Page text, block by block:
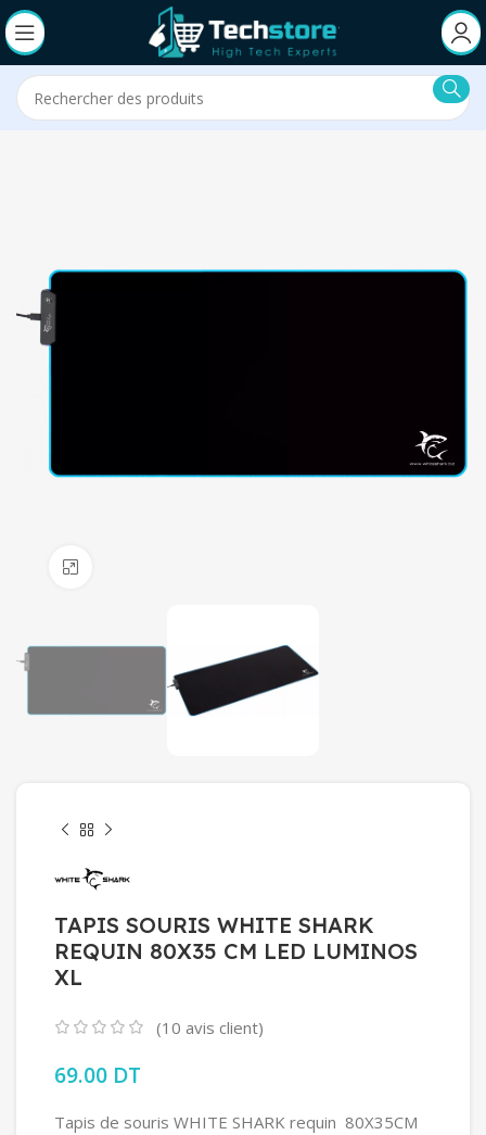
TAPIS SOURIS WHITE SHARK
REQUIN 80X35 CM LED LUMINOS
XL
(10 avis client)
69.00 DT
Tapis de souris WHITE SHARK requin 80X35CM